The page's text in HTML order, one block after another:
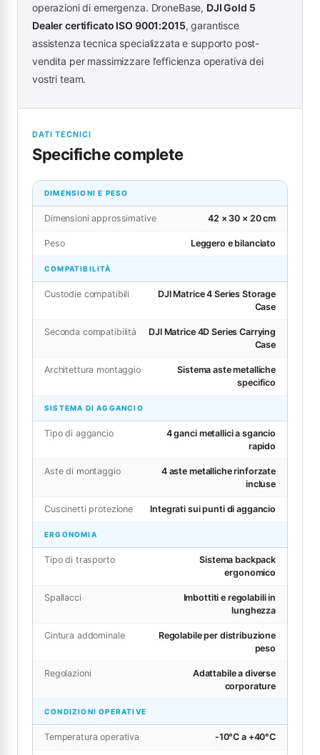
operazioni di emergenza. DroneBase, DJI Gold 5
Dealer certificato ISO 9001:2015, garantisce
assistenza tecnica specializzata e supporto post-
vendita per massimizzare l’efficienza operativa dei
vostri team.
DATI TECNICI
Specifiche complete
DIMENSIONI E PESO
Dimensioni approssimative 42 × 30 × 20 cm
Peso Leggero e bilanciato
COMPATIBILITÀ
Custodie compatibili
DJI Matrice 4 Series Storage
Case
Seconda compatibilità
DJI Matrice 4D Series Carrying
Case
Architettura montaggio
Sistema aste metalliche
specifico
SISTEMA DI AGGANCIO
Tipo di aggancio
4 ganci metallici a sgancio
rapido
Aste di montaggio
4 aste metalliche rinforzate
incluse
Cuscinetti protezione Integrati sui punti di aggancio
ERGONOMIA
Tipo di trasporto
Sistema backpack
ergonomico
Spallacci
Imbottiti e regolabili in
lunghezza
Cintura addominale
Regolabile per distribuzione
peso
Regolazioni
Adattabile a diverse
corporature
CONDIZIONI OPERATIVE
Temperatura operativa -10°C a +40°C